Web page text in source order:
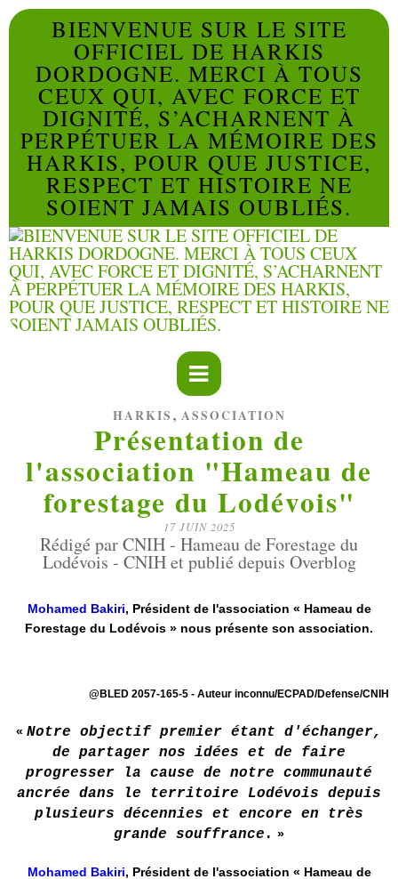
BIENVENUE SUR LE SITE
OFFICIEL DE HARKIS
DORDOGNE. MERCI À TOUS
CEUX QUI, AVEC FORCE ET
DIGNITÉ, S’ACHARNENT À
PERPÉTUER LA MÉMOIRE DES
HARKIS, POUR QUE JUSTICE,
RESPECT ET HISTOIRE NE
SOIENT JAMAIS OUBLIÉS.
HARKIS , ASSOCIATION
Présentation de
l'association "Hameau de
forestage du Lodévois"
17 JUIN 2025
Rédigé par CNIH - Hameau de Forestage du
Lodévois - CNIH et publié depuis Overblog
Mohamed Bakiri, Président de l'association « Hameau de
Forestage du Lodévois » nous présente son association.
@BLED 2057-165-5 - Auteur inconnu/ECPAD/Defense/CNIH
« Notre objectif premier étant d'échanger,
de partager nos idées et de faire
progresser la cause de notre communauté
ancrée dans le territoire Lodévois depuis
plusieurs décennies et encore en très
grande souffrance. »
Mohamed Bakiri, Président de l'association « Hameau de